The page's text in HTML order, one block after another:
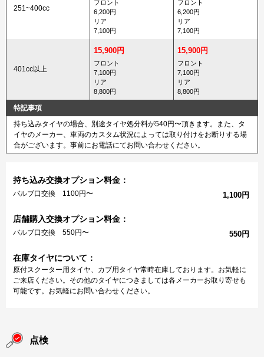
251~400cc
フロント
6,200円
リア
7,100円
フロント
6,200円
リア
7,100円
401cc以上
15,900円
フロント
7,100円
リア
8,800円
15,900円
フロント
7,100円
リア
8,800円
特記事項
持ち込みタイヤの場合、別途タイヤ処分料が540円〜頂きます。また、タ
イヤのメーカー、車両のカスタム状況によっては取り付けをお断りする場
合がございます。事前にお電話にてお問い合わせください。
持ち込み交換オプション料金：
バルブ口交換 1100円〜 1,100円
店舗購入交換オプション料金：
バルブ口交換 550円〜 550円
在庫タイヤについて：
原付スクーター用タイヤ、カブ用タイヤ常時在庫しております。お気軽に
ご来店ください。その他のタイヤにつきましては各メーカーお取り寄せも
可能です。お気軽にお問い合わせください。
点検